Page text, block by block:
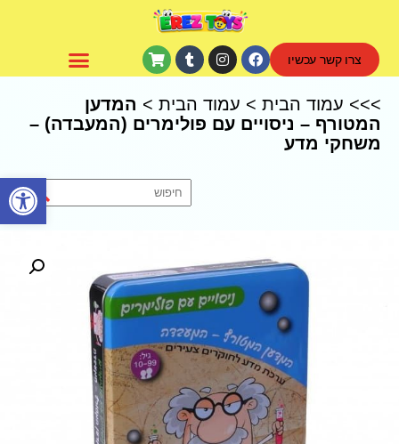
פתח סרגל נגישות
צרו קשר עכשיו
>>> עמוד הבית > עמוד הבית > המדען
המטורף – ניסויים עם פולימרים (המעבדה) –
משחקי מדע